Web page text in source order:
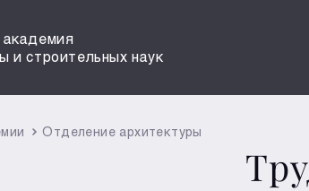
академия
и строительных наук
Отделение архитектуры